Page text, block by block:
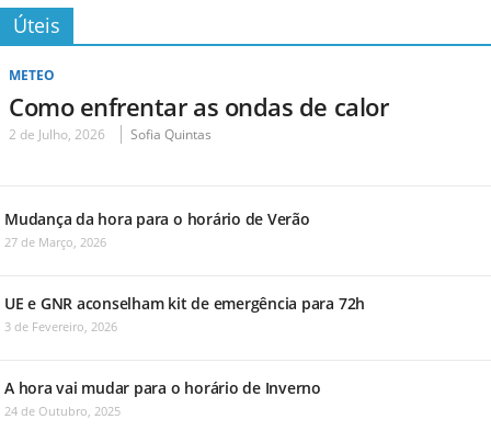
Úteis
METEO
Como enfrentar as ondas de calor
2 de Julho, 2026 Sofia Quintas
Mudança da hora para o horário de Verão
27 de Março, 2026
UE e GNR aconselham kit de emergência para 72h
3 de Fevereiro, 2026
A hora vai mudar para o horário de Inverno
24 de Outubro, 2025